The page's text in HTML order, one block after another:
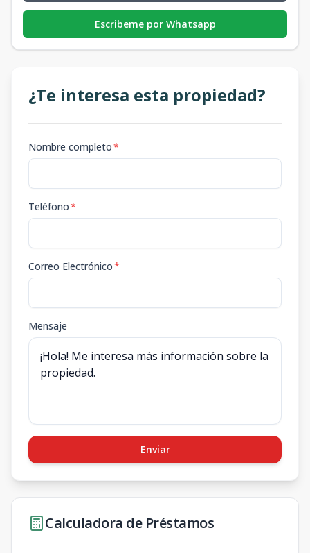
Escribeme por Whatsapp
¿Te interesa esta propiedad?
Nombre completo*
Teléfono*
Correo Electrónico*
Mensaje
Enviar
Calculadora de Préstamos